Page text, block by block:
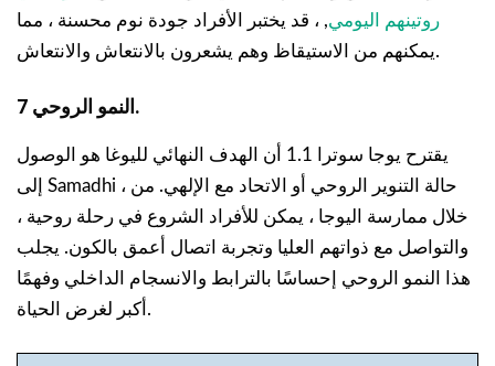
روتينهم اليومي, ، قد يختبر الأفراد جودة نوم محسنة ، مما
يمكنهم من الاستيقاظ وهم يشعرون بالانتعاش والانتعاش.
7 النمو الروحي.
يقترح يوجا سوترا 1.1 أن الهدف النهائي لليوغا هو الوصول
إلى Samadhi ، حالة التنوير الروحي أو الاتحاد مع الإلهي. من
خلال ممارسة اليوجا ، يمكن للأفراد الشروع في رحلة روحية ،
والتواصل مع ذواتهم العليا وتجربة اتصال أعمق بالكون. يجلب
هذا النمو الروحي إحساسًا بالترابط والانسجام الداخلي وفهمًا
أكبر لغرض الحياة.